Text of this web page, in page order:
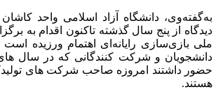
به‌گفته‌وی، دانشگاه آزاد اسلامی واحد
دیدگاه از پنج سال گذشته تاکنون اقدام به
ملی بازی‌سازی رایانه‌ای اهتمام ورزیده است
دانشجویان و شرکت کنندگانی که در سال
حضور داشتند امروزه صاحب شرکت های
هستند.